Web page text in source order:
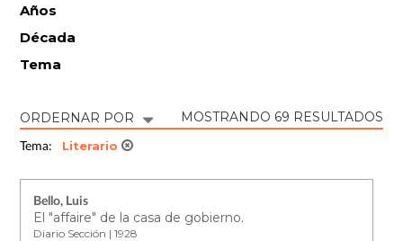
Años
Década
Tema
ORDERNAR POR MOSTRANDO 69 RESULTADOS
Tema: Literario
Bello, Luis
El "affaire" de la casa de gobierno.
Diario Sección | 1928